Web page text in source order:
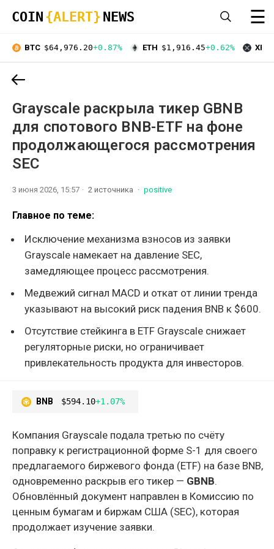
COIN {ALERT} NEWS ☰
BTC $64,976.20+0.87% ETH $1,916.45+0.62% XRP
Grayscale раскрыла тикер GBNB
для спотового BNB-ETF на фоне
продолжающегося рассмотрения
SEC
3 июня 2026, 15:57 2 источника positive
Главное по теме:
Исключение механизма взносов из заявки
Grayscale намекает на давление SEC,
замедляющее процесс рассмотрения.
Медвежий сигнал MACD и откат от линии тренда
указывают на высокий риск падения BNB к $600.
Отсутствие стейкинга в ETF Grayscale снижает
регуляторные риски, но ограничивает
привлекательность продукта для инвесторов.
BNB $594.10+1.07%
Компания Grayscale подала третью по счёту
поправку к регистрационной форме S-1 для своего
предлагаемого биржевого фонда (ETF) на базе BNB,
одновременно раскрыв его тикер — GBNB.
Обновлённый документ направлен в Комиссию по
ценным бумагам и биржам США (SEC), которая
продолжает изучение заявки.